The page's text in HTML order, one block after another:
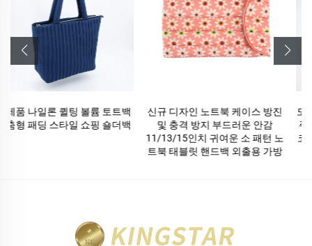
신규 디자인 노트북 케이스 방진
및 충격 방지 부드러운 안감
11/13/15인치 귀여운 소 패턴 노
도매 공장 가격 맞춤 로고 및 인쇄
주얼리 코튼 파우치 포장 더스트
코튼 파우치 가방 모든 디자인 가
능